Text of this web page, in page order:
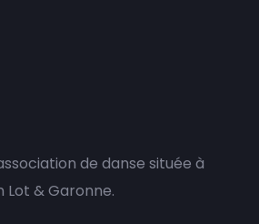
de danse située à
Lot & Garonne.